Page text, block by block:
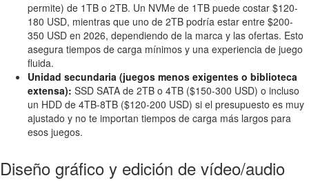
permite) de 1TB o 2TB. Un NVMe de 1TB puede costar $120-
180 USD, mientras que uno de 2TB podría estar entre $200-
350 USD en 2026, dependiendo de la marca y las ofertas. Esto
asegura tiempos de carga mínimos y una experiencia de juego
fluida.
Unidad secundaria (juegos menos exigentes o biblioteca
extensa): SSD SATA de 2TB o 4TB ($150-300 USD) o incluso
un HDD de 4TB-8TB ($120-200 USD) si el presupuesto es muy
ajustado y no te importan tiempos de carga más largos para
esos juegos.
Diseño gráfico y edición de vídeo/audio